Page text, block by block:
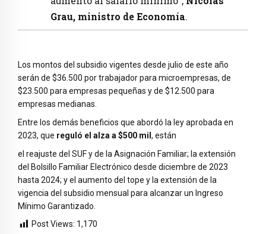
Grau, ministro de Economía.
Los montos del subsidio vigentes desde julio de este año
serán de $36.500 por trabajador para microempresas, de
$23.500 para empresas pequeñas y de $12.500 para
empresas medianas.
Entre los demás beneficios que abordó la ley aprobada en
2023, que reguló el alza a $500 mil , están
el reajuste del SUF y de la Asignación Familiar; la extensión
del Bolsillo Familiar Electrónico desde diciembre de 2023
hasta 2024; y el aumento del tope y la extensión de la
vigencia del subsidio mensual para alcanzar un Ingreso
Mínimo Garantizado.
Post Views: 1,170